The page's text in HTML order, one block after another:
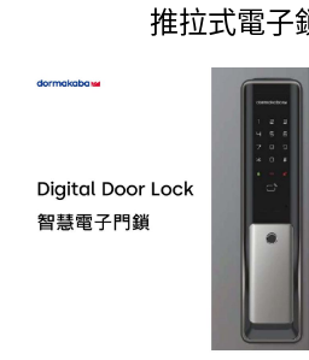
停車場收費系統系列
Etag長距離讀卡機系列
人員通關管制機系列
停車場周邊系列
推拉式電子